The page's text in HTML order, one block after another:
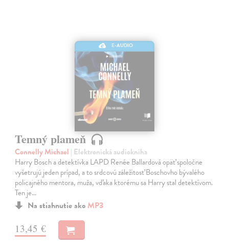
E-AUDIO
Temný plameň
Connelly Michael | Elektronická audiokniha
Harry Bosch a detektívka LAPD Renée Ballardová opäť spoločne
vyšetrujú jeden prípad, a to srdcovú záležitosť Boschovho bývalého
policajného mentora, muža, vďaka ktorému sa Harry stal detektívom.
Ten je…
Na stiahnutie ako MP3
13,45 €